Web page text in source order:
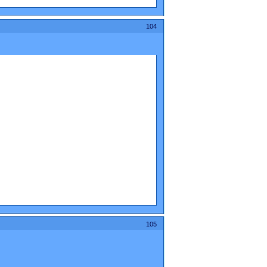
104
105